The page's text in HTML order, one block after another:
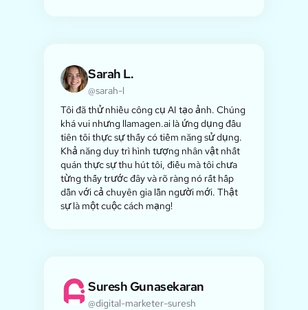
Sarah L.
@sarah-l
Tôi đã thử nhiều công cụ AI tạo ảnh. Chúng
khá vui nhưng llamagen.ai là ứng dụng đầu
tiên tôi thực sự thấy có tiềm năng sử dụng.
Khả năng duy trì hình tượng nhân vật nhất
quán thực sự thu hút tôi, điều mà tôi chưa
từng thấy trước đây và rõ ràng nó rất hấp
dẫn với cả chuyên gia lẫn người mới. Thật
sự là một cuộc cách mạng!
Suresh Gunasekaran
@digital-marketer-suresh